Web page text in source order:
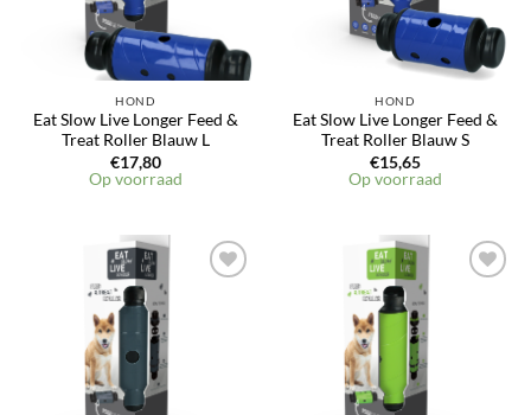
HOND
Eat Slow Live Longer Feed &
Treat Roller Blauw L
€17,80
Op voorraad
HOND
Eat Slow Live Longer Feed &
Treat Roller Blauw S
€15,65
Op voorraad